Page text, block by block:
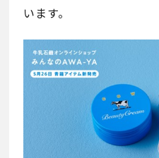
います。